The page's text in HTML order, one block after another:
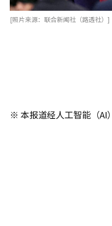
[照片来源：联合新闻社（路透社）]
※ 本报道经人工智能（AI